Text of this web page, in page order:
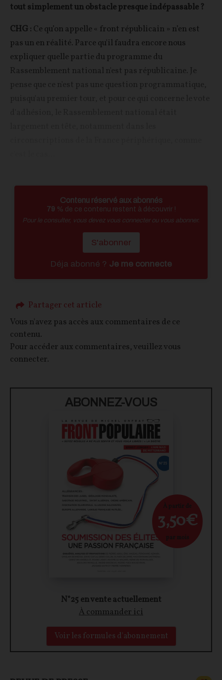
tout simplement un obstacle presque indépassable ?
CHG : Ce qu’on appelle « front républicain » n’en est
pas un en réalité. Parce qu'il faudra encore nous
expliquer quelle partie du programme du
Rassemblement national n'est pas républicaine. Je
Contenu réservé aux abonnés
79 % de ce contenu restent à découvrir !
Pour le consulter, vous devez vous connecter ou vous abonner.
S'abonner
Déja abonné ? Je me connecte
Partager cet article
Vous n'avez pas accès aux commentaires de ce
contenu.
Pour accéder aux commentaires, veuillez vous
connecter.
ABONNEZ-VOUS
N°25 en vente actuellement
À commander ici
Voir les formules d'abonnement
À partir de
3,50€
par mois